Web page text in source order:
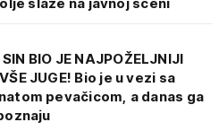
BIO JE NAJPOŽELJNIJI
JUGE! Bio je u vezi sa
pevačicom, a danas ga